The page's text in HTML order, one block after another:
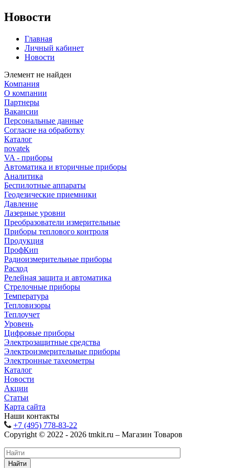
Новости
Главная
Личный кабинет
Новости
Элемент не найден
Компания
О компании
Партнеры
Вакансии
Персональные данные
Согласие на обработку
Каталог
novatek
VA - приборы
Автоматика и вторичные приборы
Аналитика
Беспилотные аппараты
Геодезические приемники
Давление
Лазерные уровни
Преобразователи измерительные
Приборы теплового контроля
Продукция
ПрофКип
Радиоизмерительные приборы
Расход
Релейная защита и автоматика
Стрелочные приборы
Температура
Тепловизоры
Теплоучет
Уровень
Цифровые приборы
Электрозащитные средства
Электроизмерительные приборы
Электронные тахеометры
Каталог
Новости
Акции
Статьи
Карта сайта
Наши контакты
+7 (495) 778-83-22
Copyright © 2022 - 2026 tmkit.ru – Магазин Товаров
Найти